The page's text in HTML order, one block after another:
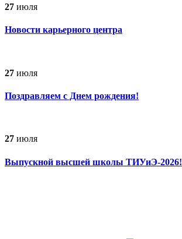
27 июля
Новости карьерного центра
27 июля
Поздравляем с Днем рождения!
27 июля
Выпускной высшей школы ТИУиЭ-2026!